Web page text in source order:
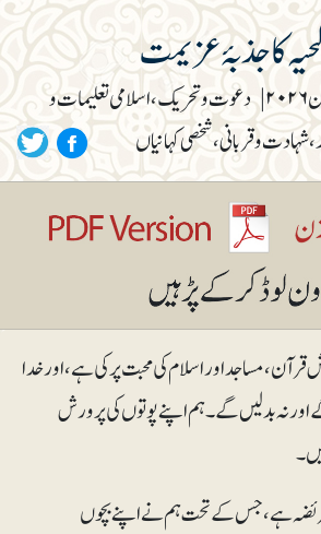
کا جذبۂ عزیمت
| دعوت وتحریک، اسلامی تعلیمات و
و قربانی، شخصی کہانیاں
مساجد اور اسلام کی محبت پر کی ہے، اور خدا
اور نہ بدلیں گے۔ ہم اپنے پوتوں کی پرورش
فریضہ ہے، جس کے تحت ہم نے اپنے بچوں